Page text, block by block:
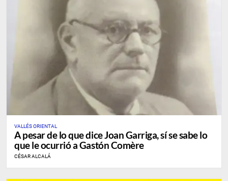
VALLÉS ORIENTAL
A pesar de lo que dice Joan Garriga, sí se sabe lo
que le ocurrió a Gastón Comère
CÉSAR ALCALÁ